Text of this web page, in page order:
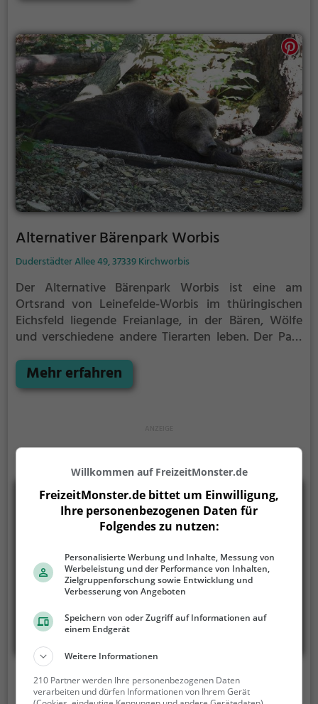
Alternativer Bärenpark Worbis
Duderstädter Allee 49, 37339 Kirchworbis
Der Alternative Bärenpark Worbis ist eine am
Ortsrand von Leinefelde-Worbis im thüringischen
Eichsfeld liegende Freianlage, in der Bären, Wölfe
und verschiedene andere Tierarten leben. Der Park
Bärenhilfswerk“ auf dem Gelände des ehemaligen
kommunalen Tierparks. Der Alternative Bärenpark in
Arten und Hilfestellungen für das Fortbestehen
seltener Haustierrassen.
Mehr erfahren
Reiterhof Biermann
Willkommen auf FreizeitMonster.de
FreizeitMonster.de bittet um Einwilligung,
Ihre personenbezogenen Daten für
Folgendes zu nutzen:
Personalisierte Werbung und Inhalte, Messung von
Werbeleistung und der Performance von Inhalten,
Zielgruppenforschung sowie Entwicklung und
Verbesserung von Angeboten
Speichern von oder Zugriff auf Informationen auf
einem Endgerät
Weitere Informationen
210 Partner werden Ihre personenbezogenen Daten
verarbeiten und dürfen Informationen von Ihrem Gerät